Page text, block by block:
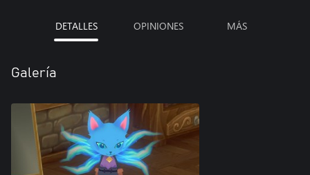
DETALLES OPINIONES MÁS
Galería